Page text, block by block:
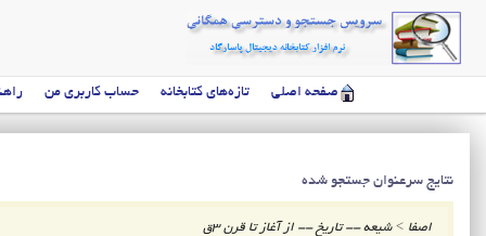
صفحه اصلی تازه‌های کتابخانه حساب کاربری من
نتایج سرعنوان جستجو شده
اصفا >شیعه -- تاریخ -- از آغاز تا قرن 3ق